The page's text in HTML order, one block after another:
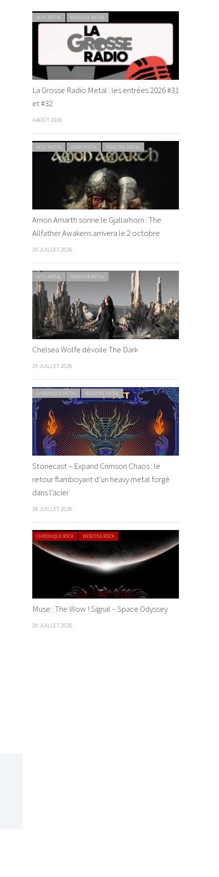
ACTU METAL WEBZINE METAL
La Grosse Radio Metal : les entrées 2026 #31
et #32
4 AOÛT 2026
ACTU METAL VIDEO METAL WEBZINE METAL
Amon Amarth sonne le Gjallarhorn : The
Allfather Awakens arrivera le 2 octobre
30 JUILLET 2026
ACTU METAL WEBZINE METAL
Chelsea Wolfe dévoile The Dark
29 JUILLET 2026
CHRONIQUE METAL WEBZINE METAL
Stonecast – Expand Crimson Chaos : le
retour flamboyant d’un heavy metal forgé
dans l’acier
28 JUILLET 2026
CHRONIQUE ROCK WEBZINE ROCK
Muse : The Wow ! Signal – Space Odyssey
28 JUILLET 2026